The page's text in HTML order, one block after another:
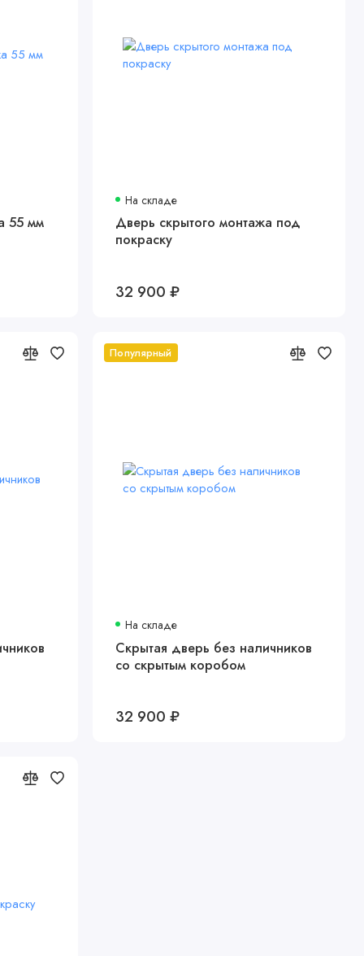
55 мм
На складе
Дверь скрытого монтажа под
покраску
32 900 ₽
Популярный
На складе
Скрытая дверь без наличников
со скрытым коробом
32 900 ₽